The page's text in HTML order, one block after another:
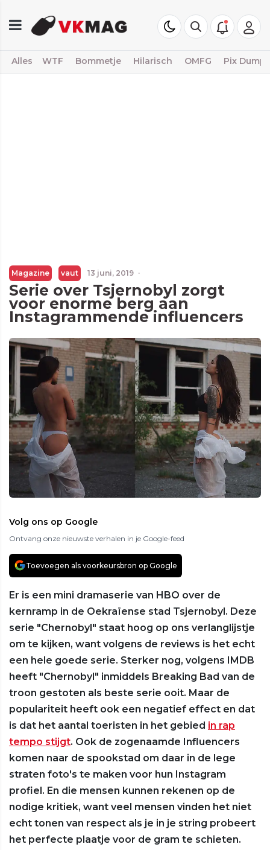
Alles WTF Bommetje Hilarisch OMFG Pix Dump
Magazine vaut 13 juni, 2019 ·
Serie over Tsjernobyl zorgt
voor enorme berg aan
Instagrammende influencers
Volg ons op Google
Ontvang onze nieuwste verhalen in je Google-feed
Toevoegen als voorkeursbron op Google
Er is een mini dramaserie van HBO over de
kernramp in de Oekraïense stad Tsjernobyl. Deze
serie "Chernobyl" staat hoog op ons verlanglijstje
om te kijken, want volgens de reviews is het echt
een hele goede serie. Sterker nog, volgens IMDB
heeft "Chernobyl" inmiddels Breaking Bad van de
troon gestoten als beste serie ooit. Maar de
populariteit heeft ook een negatief effect en dat
is dat het aantal toeristen in het gebied in rap
tempo stijgt. Ook de zogenaamde Influencers
komen naar de spookstad om daar in de lege
straten foto's te maken voor hun Instagram
profiel. En die mensen kunnen rekenen op de
nodige kritiek, want veel mensen vinden het niet
echt tonen van respect als je in je string probeert
het perfecte plaatje voor de gram te schieten.